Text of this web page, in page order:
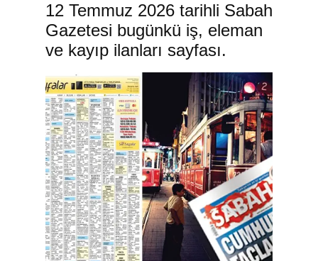
12 Temmuz 2026 tarihli Sabah
Gazetesi bugünkü iş, eleman
ve kayıp ilanları sayfası.